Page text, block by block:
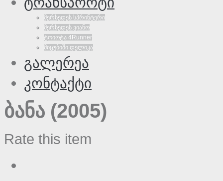
მერსედეს სპრინტერი
მერსედეს ვიანო
ტოიოტა 4Runner
მიცუბიში დელიკა
გალერეა
კონტაქტი
ბანა (2005)
Rate this item